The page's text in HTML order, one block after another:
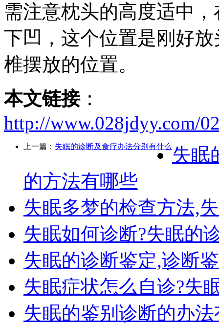
需注意枕头的高度适中
下凹，这个位置是刚好
椎摆放的位置。
本文链接：
http://www.028jdyy.com/
上一篇： 失眠的诊断及食疗办法分别有什么 失眠
的方法有哪些
失眠多梦的检查方法,
失眠如何诊断?失眠的
失眠的诊断鉴定,诊断
失眠症状怎么自诊?失
失眠的鉴别诊断的办